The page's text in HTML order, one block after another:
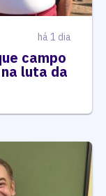
há 1 dia
campo
luta da